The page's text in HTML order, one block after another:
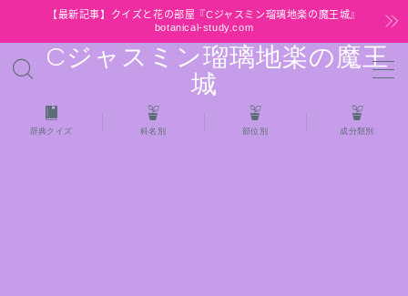
【最新記事】クイズと花の部屋『Cジャスミン瑠璃地楽の魔王城』
botanical-study.com
Cジャスミン瑠璃地楽の魔王
城
MENU
HOME
辞典クイズ 科名別 部位別 成分類別